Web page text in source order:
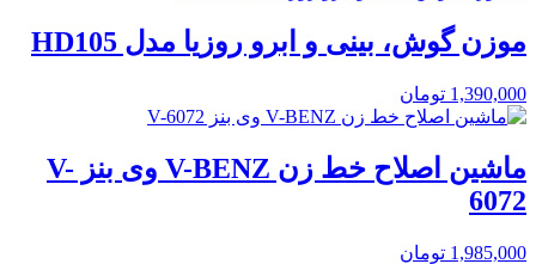
موزن گوش، بینی و ابرو روزیا مدل HD105
1,390,000 تومان
ماشین اصلاح خط زن V-BENZ وی بنز V-
6072
1,985,000 تومان